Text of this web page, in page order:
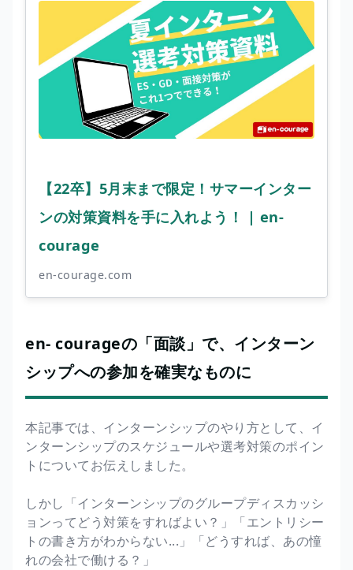
【22卒】5月末まで限定！サマーインター
ンの対策資料を手に入れよう！ | en-
courage
en-courage.com
en- courageの「面談」で、インターン
シップへの参加を確実なものに
本記事では、インターンシップのやり方として、イ
ンターンシップのスケジュールや選考対策のポイン
トについてお伝えしました。
しかし「インターンシップのグループディスカッシ
ョンってどう対策をすればよい？」「エントリシー
トの書き方がわからない...」「どうすれば、あの憧
れの会社で働ける？」